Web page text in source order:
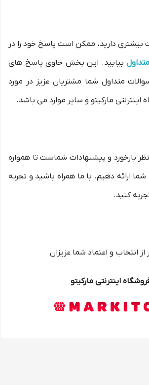
بیشتری دارید، ممکن است پاسخ خود را در
بیابید. این بخش حاوی پاسخ های
متداول شما مشتریان عزیز در مورد
اینترنتی مارکیتو و سایر موارد می باشد.
بازخورد و پیشنهادات شماست تا همواره
ارائه دهیم. با ما همراه باشید و تجربه
کنید.
از انتخاب و اعتماد شما عزیزان
اینترنتی مارکیتو